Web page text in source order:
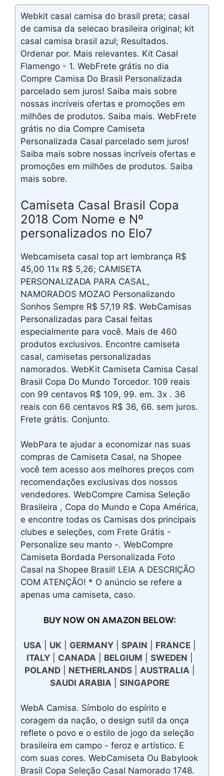
Webkit casal camisa do brasil preta; casal
de camisa da selecao brasileira original; kit
casal camisa brasil azul; Resultados.
Ordenar por. Mais relevantes. Kit Casal
Flamengo - 1. WebFrete grátis no dia
Compre Camisa Do Brasil Personalizada
parcelado sem juros! Saiba mais sobre
nossas incríveis ofertas e promoções em
milhões de produtos. Saiba mais. WebFrete
grátis no dia Compre Camiseta
Personalizada Casal parcelado sem juros!
Saiba mais sobre nossas incríveis ofertas e
promoções em milhões de produtos. Saiba
mais sobre.
Camiseta Casal Brasil Copa
2018 Com Nome e Nº
personalizados no Elo7
Webcamiseta casal top art lembrança R$
45,00 11x R$ 5,26; CAMISETA
PERSONALIZADA PARA CASAL,
NAMORADOS MOZAO Personalizando
Sonhos Sempre R$ 57,19 R$. WebCamisas
Personalizadas para Casal feitas
especialmente para você. Mais de 460
produtos exclusivos. Encontre camiseta
casal, camisetas personalizadas
namorados. WebKit Camiseta Camisa Casal
Brasil Copa Do Mundo Torcedor. 109 reais
con 99 centavos R$ 109, 99. em. 3x . 36
reais con 66 centavos R$ 36, 66. sem juros.
Frete grátis. Conjunto.
WebPara te ajudar a economizar nas suas
compras de Camiseta Casal, na Shopee
você tem acesso aos melhores preços com
recomendações exclusivas dos nossos
vendedores. WebCompre Camisa Seleção
Brasileira , Copa do Mundo e Copa América,
e encontre todas os Camisas dos principais
clubes e seleções, com Frete Grátis -
Personalize seu manto -. WebCompre
Camiseta Bordada Personalizada Foto
Casal na Shopee Brasil! LEIA A DESCRIÇÃO
COM ATENÇÃO! * O anúncio se refere a
apenas uma camiseta, caso.
BUY NOW ON AMAZON BELOW:
USA UK GERMANY| SPAIN FRANCE|
ITALY| CANADA BELGIUM SWEDEN
POLAND| NETHERLANDS| AUSTRALIA
SAUDI ARABIA
SINGAPORE
WebA Camisa. Símbolo do espírito e
coragem da nação, o design sutil da onça
reflete o povo e o estilo de jogo da seleção
brasileira em campo - feroz e artístico. E
com suas cores. WebCamiseta Ou Babylook
Brasil Copa Seleção Casal Namorado 1748.